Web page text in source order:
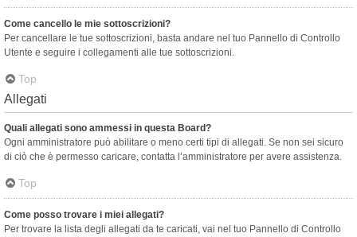
Come cancello le mie sottoscrizioni?
Per cancellare le tue sottoscrizioni, basta andare nel tuo Pannello di Controllo
Utente e seguire i collegamenti alle tue sottoscrizioni.
Top
Allegati
Quali allegati sono ammessi in questa Board?
Ogni amministratore può abilitare o meno certi tipi di allegati. Se non sei sicuro
di ciò che è permesso caricare, contatta l’amministratore per avere assistenza.
Top
Come posso trovare i miei allegati?
Per trovare la lista degli allegati da te caricati, vai nel tuo Pannello di Controllo